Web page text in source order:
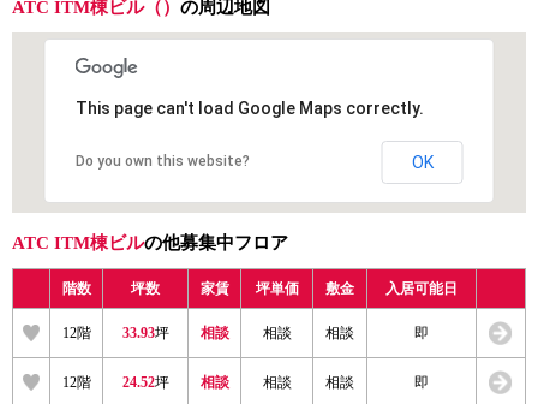
ATC ITM棟ビル（） の周辺地図
This page can't load Google Maps correctly.
Do you own this website? OK
ATC ITM棟ビルの他募集中フロア
階数 坪数 家賃 坪単価 敷金 入居可能日
12階 33.93坪 相談 相談 相談 即
12階 24.52坪 相談 相談 相談 即